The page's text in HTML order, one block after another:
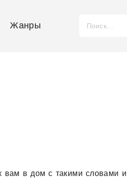
Жанры
вaм в дом с тaкими словaми и